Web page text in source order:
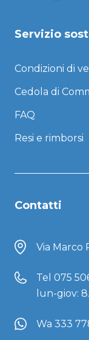
Servizio
Condizioni di
Cedola di
FAQ
Resi e rimborsi
Contatti
Via Marco
Tel 075
lun-giov:
Wa 333